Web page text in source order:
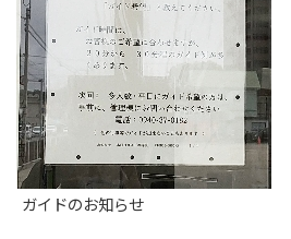
ガイドのお知らせ